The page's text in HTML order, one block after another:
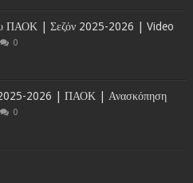
ΠΑΟΚ | Σεζόν 2025-2026 | Video
0
2026 | ΠΑΟΚ | Ανασκόπηση
0